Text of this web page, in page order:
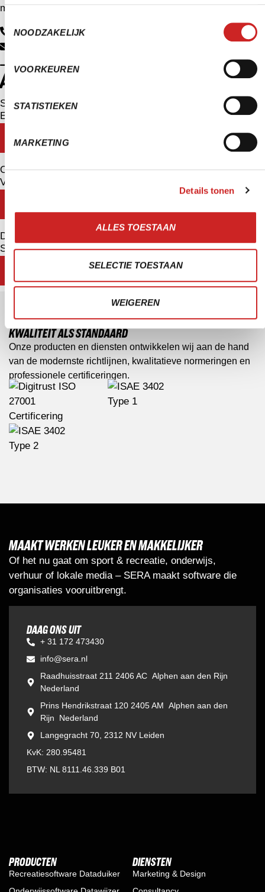
NOODZAKELIJK
VOORKEUREN
STATISTIEKEN
MARKETING
Details tonen
ALLES TOESTAAN
SELECTIE TOESTAAN
WEIGEREN
mee over een oplossing die bij jou past. Daag jij ons uit?
+31 172 47 34 30
AL GEZIEN?
Sportbedrijf Drachten
Eén database, twee websites
LEES VERHAAL
OPDC Zuid-Holland West
Van chaos naar controle
Dijk en Waard Sport
Samen in beweging, samen in beeld
KWALITEIT ALS STANDAARD
Onze producten en diensten ontwikkelen wij aan de hand
van de modernste richtlijnen, kwalitatieve normeringen en
professionele certificeringen.
MAAKT WERKEN LEUKER EN MAKKELIJKER
Of het nu gaat om sport & recreatie, onderwijs,
verhuur of lokale media – SERA maakt software die
organisaties vooruitbrengt.
DAAG ONS UIT
+ 31 172 473430
info@sera.nl
Raadhuisstraat 211 2406 AC Alphen aan den Rijn
Nederland
Prins Hendrikstraat 120 2405 AM Alphen aan den
Rijn Nederland
Langegracht 70, 2312 NV Leiden
KvK: 280.95481
BTW: NL 8111.46.339 B01
PRODUCTEN
Recreatiesoftware Dataduiker
DIENSTEN
Marketing & Design